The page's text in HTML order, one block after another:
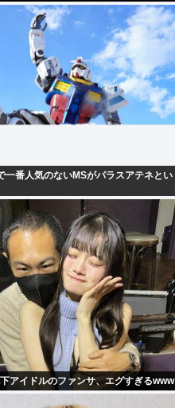
一番人気のないMSがパラスアテネとい
下アイドルのファンサ、エグすぎるwww